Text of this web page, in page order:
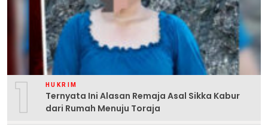
1 HUKRIM
Ternyata Ini Alasan Remaja Asal Sikka Kabur
dari Rumah Menuju Toraja